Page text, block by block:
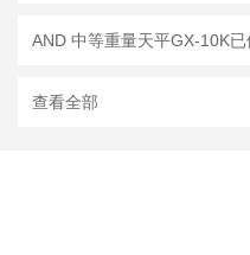
查看全部